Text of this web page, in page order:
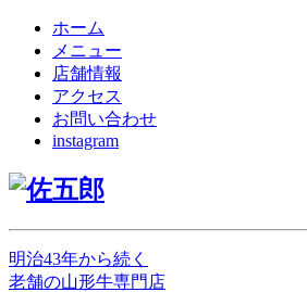
ホーム
メニュー
店舗情報
アクセス
お問い合わせ
instagram
明治43年から続く
老舗の山形牛専門店